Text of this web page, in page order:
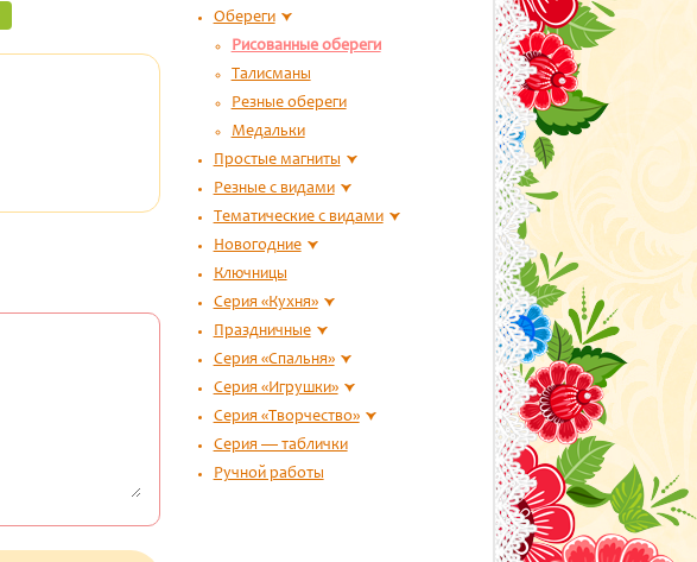
Обереги
Рисованные обереги
Талисманы
Резные обереги
Медальки
Простые магниты
Резные с видами
Тематические с видами
Новогодние
Ключницы
Серия «Кухня»
Праздничные
Серия «Спальня»
Серия «Игрушки»
Серия «Творчество»
Серия — таблички
Ручной работы